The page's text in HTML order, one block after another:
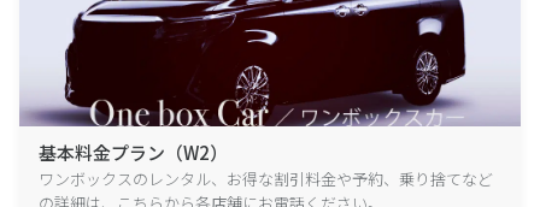
基本料金プラン（W2）
ワンボックスのレンタル、お得な割引料金や予約、乗り捨てなど